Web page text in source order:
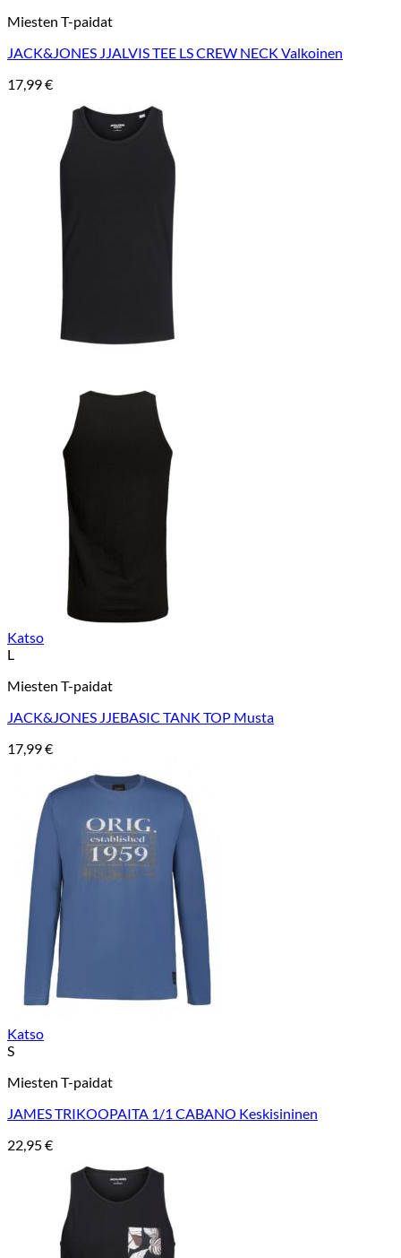
Miesten T-paidat
JACK&JONES JJALVIS TEE LS CREW NECK Valkoinen
17,99€
Katso
L
Miesten T-paidat
JACK&JONES JJEBASIC TANK TOP Musta
17,99€
Katso
S
Miesten T-paidat
JAMES TRIKOOPAITA 1/1 CABANO Keskisininen
22,95€